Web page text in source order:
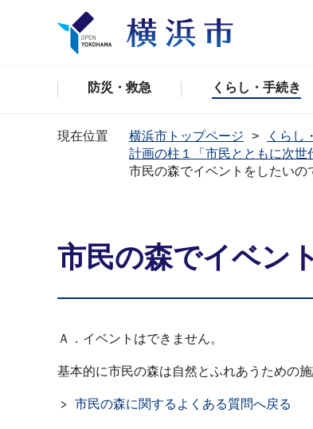
防災・救急 くらし・手続き
現在位置 横浜市トップページ くらし
計画の柱１「市民とともに次世
市民の森でイベントをしたいの
市民の森でイベン
Ａ．イベントはできません。
基本的に市民の森は自然とふれあうための
市民の森に関するよくある質問へ戻る